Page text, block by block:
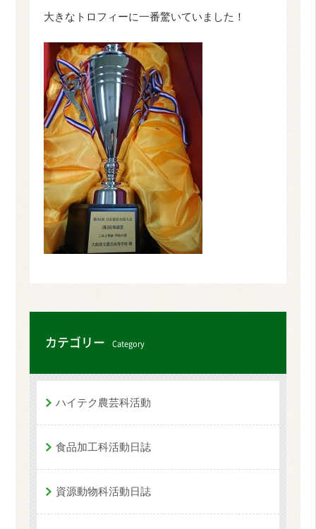
大きなトロフィーに一番驚いていました！
カテゴリー Category
ハイテク農芸科活動
食品加工科活動日誌
資源動物科活動日誌